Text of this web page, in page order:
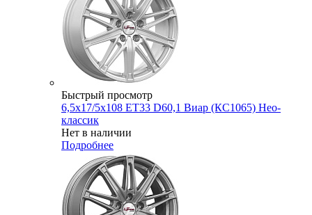
Быстрый просмотр
6,5x17/5x108 ET33 D60,1 Виар (КС1065) Нео-
классик
Нет в наличии
Подробнее